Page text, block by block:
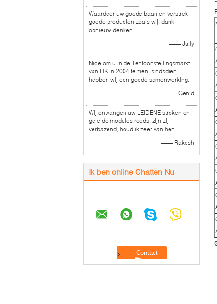
Waardeer uw goede baan en verstrek
goede producten zoals wij, dank
opnieuw denken.
—— Jully
Nice om u in de Tentoonstellingsmarkt
van HK in 2004 te zien, sindsdien
hebben wij een goede samenwerking.
—— Genid
Wij ontvangen uw LEIDENE stroken en
geleide modules reeds, zijn zij
verbazend, houd ik zeer van hen.
—— Rakesh
Ik ben online Chatten Nu